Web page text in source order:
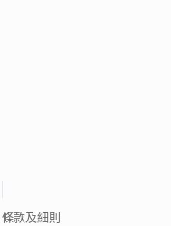
條款及細則